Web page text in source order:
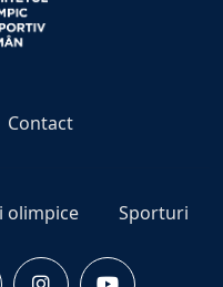
Contact
olimpice Sporturi